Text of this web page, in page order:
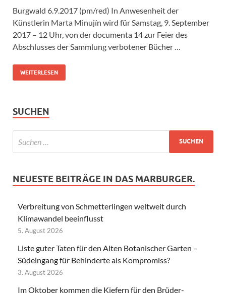
Burgwald 6.9.2017 (pm/red) In Anwesenheit der
Künstlerin Marta Minujín wird für Samstag, 9. September
2017 – 12 Uhr, von der documenta 14 zur Feier des
Abschlusses der Sammlung verbotener Bücher …
WEITERLESEN
SUCHEN
NEUESTE BEITRÄGE IN DAS MARBURGER.
Verbreitung von Schmetterlingen weltweit durch
Klimawandel beeinflusst
5. August 2026
Liste guter Taten für den Alten Botanischer Garten –
Südeingang für Behinderte als Kompromiss?
3. August 2026
Im Oktober kommen die Kiefern für den Brüder-